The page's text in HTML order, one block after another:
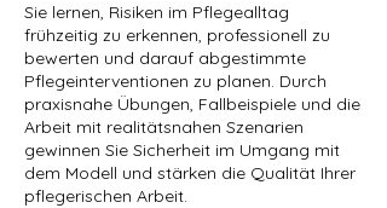
Sie lernen, Risiken im Pflegealltag
frühzeitig zu erkennen, professionell zu
bewerten und darauf abgestimmte
Pflegeinterventionen zu planen. Durch
praxisnahe Übungen, Fallbeispiele und die
Arbeit mit realitätsnahen Szenarien
gewinnen Sie Sicherheit im Umgang mit
dem Modell und stärken die Qualität Ihrer
pflegerischen Arbeit.